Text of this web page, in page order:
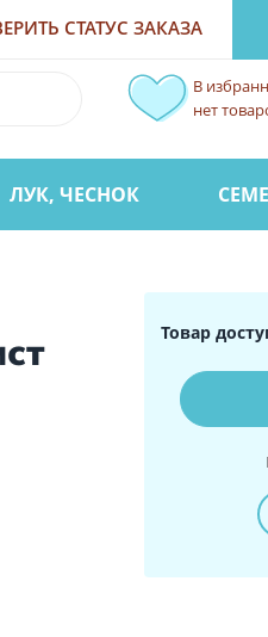
СТАТУС ЗАКАЗА
В
нет
ЛУК, ЧЕСНОК
Товар